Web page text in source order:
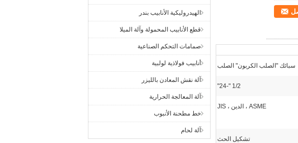
الهيدروليكية الأنابيب بندر
قطع الأنابيب المحمولة وآلة الميلا
صمامات التحكم الصناعية
أنابيب فولاذية لولبية
آلة نقش المعادن بالليزر
آلة المعالجة الحرارية
خط مطحنة الأنبوب
آلة لحام
سبائك "الصلب الكربون" الصلب
1/2 "-24"
ASME ، الدين ، JIS
تشكيل الحث